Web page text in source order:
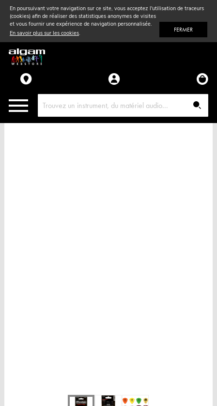
En poursuivant votre navigation sur ce site, vous acceptez l'utilisation de traceurs
(cookies) afin de réaliser des statistiques anonymes de visites
et vous fournir une expérience de navigation personnalisée.
En savoir plus sur les cookies. FERMER
Vent& Violon
Accessoires
Pièces détachées